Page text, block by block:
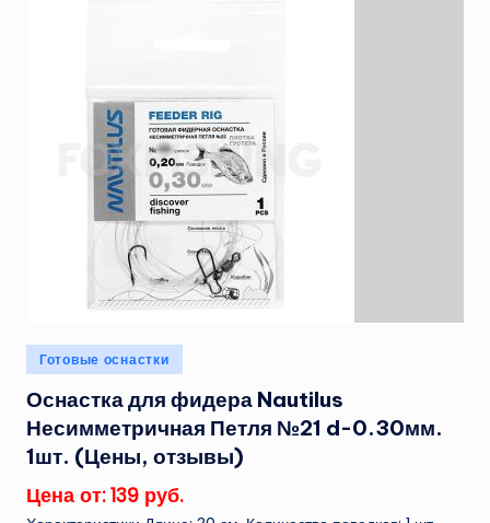
Опубликовано
в
Готовые оснастки
Оснастка для фидера Nautilus
Несимметричная Петля №21 d-0.30мм.
1шт. (Цены, отзывы)
Цена от: 139 руб.